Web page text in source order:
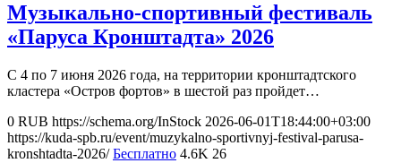
Музыкально-спортивный фестиваль
«Паруса Кронштадта» 2026
С 4 по 7 июня 2026 года, на территории кронштадтского
кластера «Остров фортов» в шестой раз пройдет…
0 RUB https://schema.org/InStock 2026-06-01T18:44:00+03:00
https://kuda-spb.ru/event/muzykalno-sportivnyj-festival-parusa-
kronshtadta-2026/ Бесплатно 4.6K 26